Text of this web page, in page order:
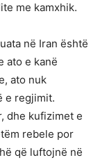
me kamxhik.
në Iran është
ato e kanë
ato nuk
e regjimit.
dhe kufizimet e
rebele por
që luftojnë në